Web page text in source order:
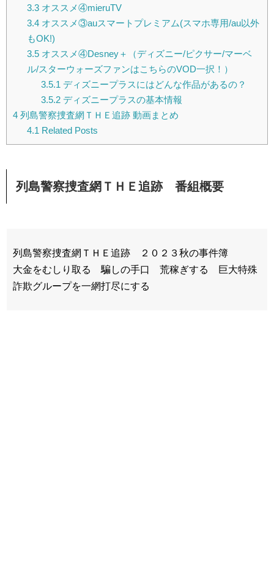
3.3オススメ④mieruTV
3.4オススメ③auスマートプレミアム(スマホ専用/au以外
もOK!)
3.5オススメ④Desney＋（ディズニー/ピクサー/マーベ
ル/スターウォーズファンはこちらのVOD一択！）
3.5.1 ディズニープラスにはどんな作品があるの？
3.5.2ディズニープラスの基本情報
4 列島警察捜査網ＴＨＥ追跡 動画まとめ
4.1 Related Posts
列島警察捜査網ＴＨＥ追跡 番組概要
列島警察捜査網ＴＨＥ追跡 ２０２３秋の事件簿
大金をむしり取る 騙しの手口 荒稼ぎする 巨大特殊
詐欺グループを一網打尽にする